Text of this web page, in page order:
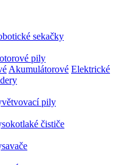
Akumulátorové Elektrické